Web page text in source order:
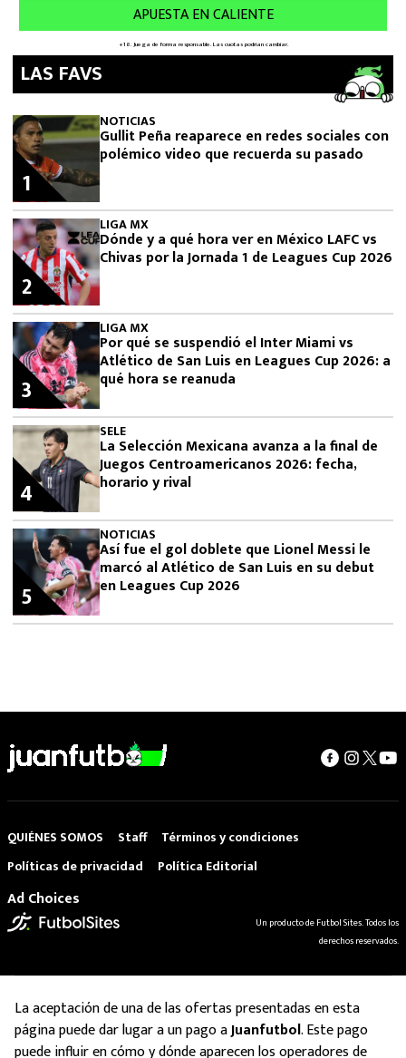
LAS FAVS
NOTICIAS
Gullit Peña reaparece en redes sociales con
polémico video que recuerda su pasado
1
LIGA MX
Dónde y a qué hora ver en México LAFC vs
Chivas por la Jornada 1 de Leagues Cup 2026
2
LIGA MX
Por qué se suspendió el Inter Miami vs
Atlético de San Luis en Leagues Cup 2026: a
qué hora se reanuda
3
SELE
La Selección Mexicana avanza a la final de
Juegos Centroamericanos 2026: fecha,
horario y rival
4
NOTICIAS
Así fue el gol doblete que Lionel Messi le
marcó al Atlético de San Luis en su debut
en Leagues Cup 2026
5
QUIÉNES SOMOS Staff
Términos y condiciones
Políticas de privacidad
Política Editorial
Ad Choices
Un producto de Futbol Sites. Todos los
derechos reservados.
La aceptación de una de las ofertas presentadas en esta
página puede dar lugar a un pago aJuanfutbol. Este pago
puede influir en cómo y dónde aparecen los operadores de